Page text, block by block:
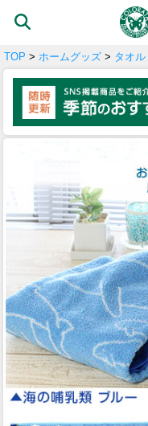
TOP > ホームグッズ > タオル